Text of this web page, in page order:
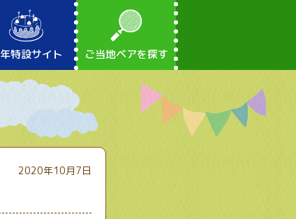
特設サイト ご当地ベアを探す
2020年10月7日